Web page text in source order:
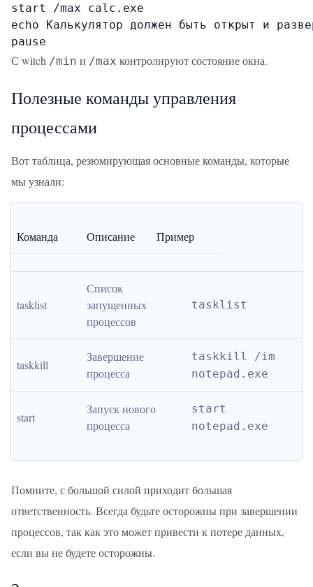
start /max calc.exe
echo Калькулятор должен быть открыт и
pause
С witch /min и /max контролируют состояние окна.
Полезные команды управления
процессами
Вот таблица, резюмирующая основные команды, которые
мы узнали:
Команда Описание Пример
tasklist
Список
запущенных
процессов
tasklist
taskkill
Завершение
процесса
taskkill /im
notepad.exe
start
Запуск нового
процесса
start
notepad.exe
Помните, с большой силой приходит большая
ответственность. Всегда будьте осторожны при завершении
процессов, так как это может привести к потере данных,
если вы не будете осторожны.